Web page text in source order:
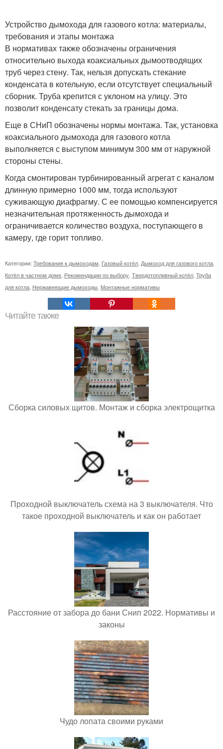
Устройство дымохода для газового котла: материалы,
требования и этапы монтажа
В нормативах также обозначены ограничения
относительно выхода коаксиальных дымоотводящих
труб через стену. Так, нельзя допускать стекание
конденсата в котельную, если отсутствует специальный
сборник. Труба крепится с уклоном на улицу. Это
позволит конденсату стекать за границы дома.
Еще в СНиП обозначены нормы монтажа. Так, установка
коаксиального дымохода для газового котла
выполняется с выступом минимум 300 мм от наружной
стороны стены.
Когда смонтирован турбинированный агрегат с каналом
длинную примерно 1000 мм, тогда используют
суживающую диафрагму. С ее помощью компенсируется
незначительная протяженность дымохода и
ограничивается количество воздуха, поступающего в
камеру, где горит топливо.
Категории: Требования к дымоходам Газовый котёл Дымоход для газового котла
Котёл в частном доме Рекомендации по выбору Твердотопливный котёл Труба
для котла Нержавеющие дымоходы Монтажные нормативы
Читайте также
Сборка силовых щитов. Монтаж и сборка электрощитка
Проходной выключатель схема на 3 выключателя. Что
такое проходной выключатель и как он работает
Расстояние от забора до бани Снип 2022. Нормативы и
законы
Чудо лопата своими руками